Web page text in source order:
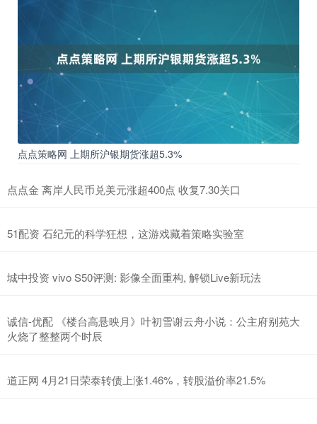
点点策略网 上期所沪银期货涨超5.3%
点点金 离岸人民币兑美元涨超400点 收复7.30关口
51配资 石纪元的科学狂想，这游戏藏着策略实验室
城中投资 vivo S50评测: 影像全面重构, 解锁Live新玩法
诚信-优配 《楼台高悬映月》叶初雪谢云舟小说：公主府别苑大
火烧了整整两个时辰
道正网 4月21日荣泰转债上涨1.46%，转股溢价率21.5%